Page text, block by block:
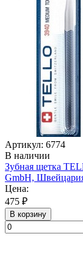
Артикул: 6774
В наличии
Зубная щетка
GmbH,
Цена:
475 ₽
В корзину